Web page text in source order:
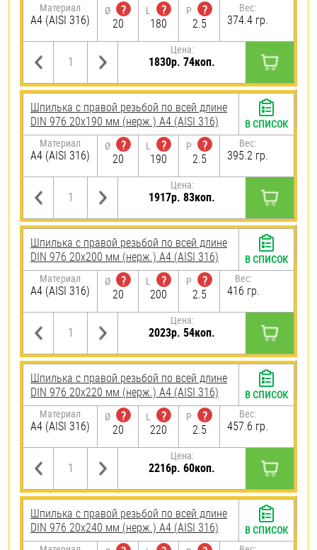
Материал
A4 (AISI 316)
Ø
?
20
L
?
180
P
?
2.5
Вес:
374.4 гр.
Цена:
1830р. 74коп.
Шпилька с правой резьбой по всей длине
DIN 976 20х190 мм (нерж.) A4 (AISI 316)
Материал
A4 (AISI 316)
Ø
?
20
L
?
190
P
?
2.5
Вес:
395.2 гр.
Цена:
1917р. 83коп.
В СПИСОК
Шпилька с правой резьбой по всей длине
DIN 976 20х200 мм (нерж.) A4 (AISI 316)
Материал
A4 (AISI 316)
Ø
?
20
L
?
200
P
?
2.5
Вес:
416 гр.
Цена:
2023р. 54коп.
В СПИСОК
Шпилька с правой резьбой по всей длине
DIN 976 20х220 мм (нерж.) A4 (AISI 316)
Материал
A4 (AISI 316)
Ø
?
20
L
?
220
P
?
2.5
Вес:
457.6 гр.
Цена:
2216р. 60коп.
В СПИСОК
Шпилька с правой резьбой по всей длине
DIN 976 20х240 мм (нерж.) A4 (AISI 316)
В СПИСОК